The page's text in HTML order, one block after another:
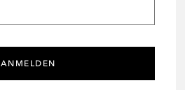
ANMELDEN